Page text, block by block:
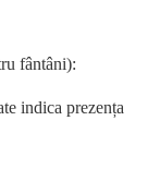
fântâni):
indica prezența